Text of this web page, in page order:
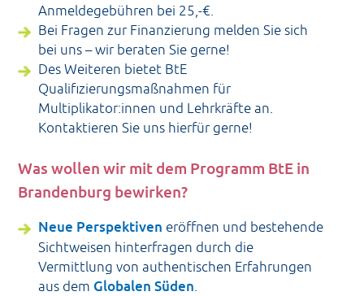
Anmeldegebühren bei 25,-€.
Bei Fragen zur Finanzierung melden Sie sich
bei uns – wir beraten Sie gerne!
Des Weiteren bietet BtE
Qualifizierungsmaßnahmen für
Multiplikator:innen und Lehrkräfte an.
Kontaktieren Sie uns hierfür gerne!
Was wollen wir mit dem Programm BtE in
Brandenburg bewirken?
Neue Perspektiven eröffnen und bestehende
Sichtweisen hinterfragen durch die
Vermittlung von authentischen Erfahrungen
aus dem Globalen Süden